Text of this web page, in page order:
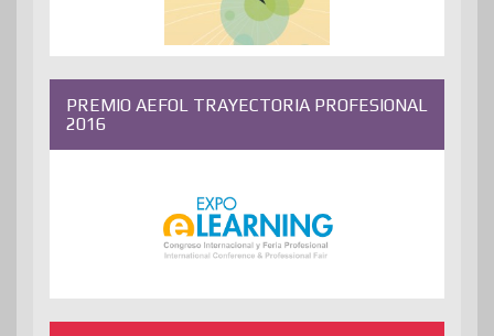
PREMIO AEFOL TRAYECTORIA PROFESIONAL
2016